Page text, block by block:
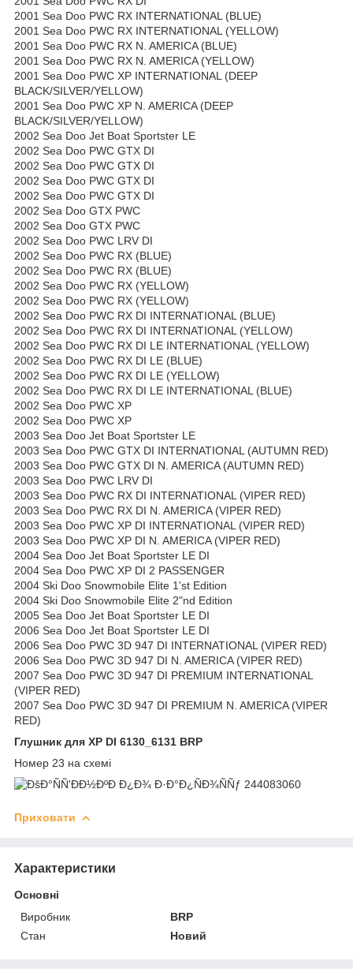
2001 Sea Doo PWC RX INTERNATIONAL (BLUE)
2001 Sea Doo PWC RX INTERNATIONAL (YELLOW)
2001 Sea Doo PWC RX N. AMERICA (BLUE)
2001 Sea Doo PWC RX N. AMERICA (YELLOW)
2001 Sea Doo PWC XP INTERNATIONAL (DEEP
BLACK/SILVER/YELLOW)
2001 Sea Doo PWC XP N. AMERICA (DEEP
BLACK/SILVER/YELLOW)
2002 Sea Doo Jet Boat Sportster LE
2002 Sea Doo PWC GTX DI
2002 Sea Doo PWC GTX DI
2002 Sea Doo PWC GTX DI
2002 Sea Doo PWC GTX DI
2002 Sea Doo GTX PWC
2002 Sea Doo GTX PWC
2002 Sea Doo PWC LRV DI
2002 Sea Doo PWC RX (BLUE)
2002 Sea Doo PWC RX (BLUE)
2002 Sea Doo PWC RX (YELLOW)
2002 Sea Doo PWC RX (YELLOW)
2002 Sea Doo PWC RX DI INTERNATIONAL (BLUE)
2002 Sea Doo PWC RX DI INTERNATIONAL (YELLOW)
2002 Sea Doo PWC RX DI LE INTERNATIONAL (YELLOW)
2002 Sea Doo PWC RX DI LE (BLUE)
2002 Sea Doo PWC RX DI LE (YELLOW)
2002 Sea Doo PWC RX DI LE INTERNATIONAL (BLUE)
2002 Sea Doo PWC XP
2002 Sea Doo PWC XP
2003 Sea Doo Jet Boat Sportster LE
2003 Sea Doo PWC GTX DI INTERNATIONAL (AUTUMN RED)
2003 Sea Doo PWC GTX DI N. AMERICA (AUTUMN RED)
2003 Sea Doo PWC LRV DI
2003 Sea Doo PWC RX DI INTERNATIONAL (VIPER RED)
2003 Sea Doo PWC RX DI N. AMERICA (VIPER RED)
2003 Sea Doo PWC XP DI INTERNATIONAL (VIPER RED)
2003 Sea Doo PWC XP DI N. AMERICA (VIPER RED)
2004 Sea Doo Jet Boat Sportster LE DI
2004 Sea Doo PWC XP DI 2 PASSENGER
2004 Ski Doo Snowmobile Elite 1'st Edition
2004 Ski Doo Snowmobile Elite 2"nd Edition
2005 Sea Doo Jet Boat Sportster LE DI
2006 Sea Doo Jet Boat Sportster LE DI
2006 Sea Doo PWC 3D 947 DI INTERNATIONAL (VIPER RED)
2006 Sea Doo PWC 3D 947 DI N. AMERICA (VIPER RED)
2007 Sea Doo PWC 3D 947 DI PREMIUM INTERNATIONAL
(VIPER RED)
2007 Sea Doo PWC 3D 947 DI PREMIUM N. AMERICA (VIPER
RED)
Глушник для XP DI 6130_6131 BRP
Номер 23 на схемі
Приховати
Характеристики
Основні
Виробник
BRP
Стан
Новий